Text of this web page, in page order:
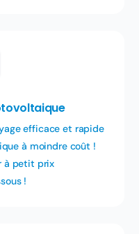
efficace et rapide
à moindre coût !
à petit prix
!